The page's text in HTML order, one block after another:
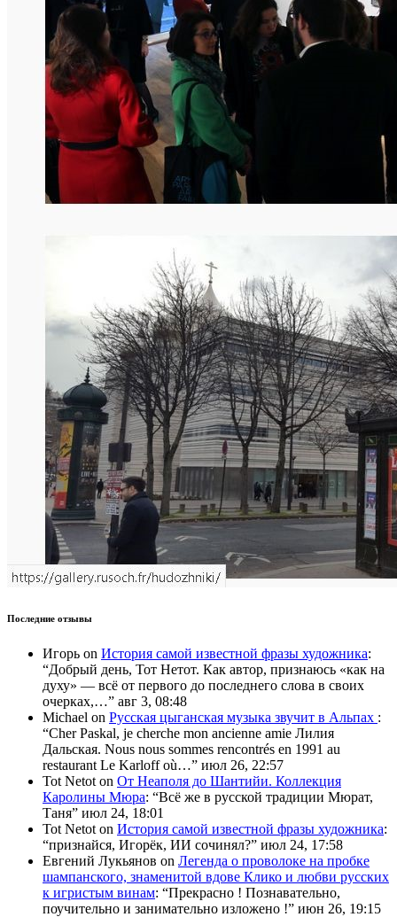
Последние отзывы
Игорь on История самой известной фразы художника:
“Добрый день, Тот Нетот. Как автор, признаюсь «как на
духу» — всё от первого до последнего слова в своих
очерках,…” авг 3, 08:48
Michael on Русская цыганская музыка звучит в Альпах :
“Cher Paskal, je cherche mon ancienne amie Лилия
Дальская. Nous nous sommes rencontrés en 1991 au
restaurant Le Karloff où…” июл 26, 22:57
Tot Netot on От Неаполя до Шантийи. Коллекция
Каролины Мюра: “Всё же в русской традиции Мюрат,
Таня” июл 24, 18:01
Tot Netot on История самой известной фразы художника:
“признайся, Игорёк, ИИ сочинял?” июл 24, 17:58
Евгений Лукьянов on Легенда о проволоке на пробке
шампанского, знаменитой вдове Клико и любви русских
к игристым винам: “Прекрасно ! Познавательно,
поучительно и занимательно изложено !” июн 26, 19:15